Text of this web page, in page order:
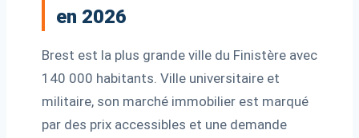
en 2026
Brest est la plus grande ville du Finistère avec
140 000 habitants. Ville universitaire et
militaire, son marché immobilier est marqué
par des prix accessibles et une demande